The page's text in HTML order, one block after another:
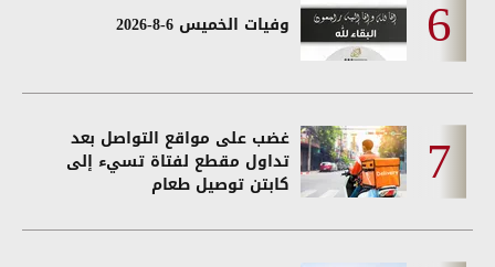
وفيات الخميس 6-8-2026
غضب على مواقع التواصل بعد
تداول مقطع لفتاة تسيء إلى
كابتن توصيل طعام